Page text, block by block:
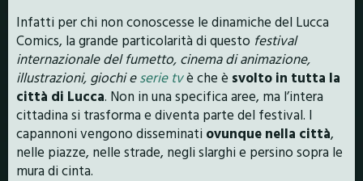
Infatti per chi non conoscesse le dinamiche del Lucca
Comics, la grande particolarità di questo festival
internazionale del fumetto, cinema di animazione,
illustrazioni, giochi eserie tvè che è svolto in tutta la
città di Lucca. Non in una specifica aree, ma l’intera
cittadina si trasforma e diventa parte del festival. I
capannoni vengono disseminati ovunque nella città,
nelle piazze, nelle strade, negli slarghi e persino sopra le
mura di cinta.